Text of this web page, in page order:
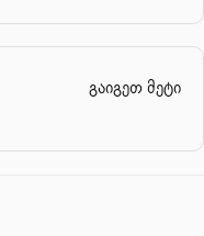
გაიგეთ მეტი